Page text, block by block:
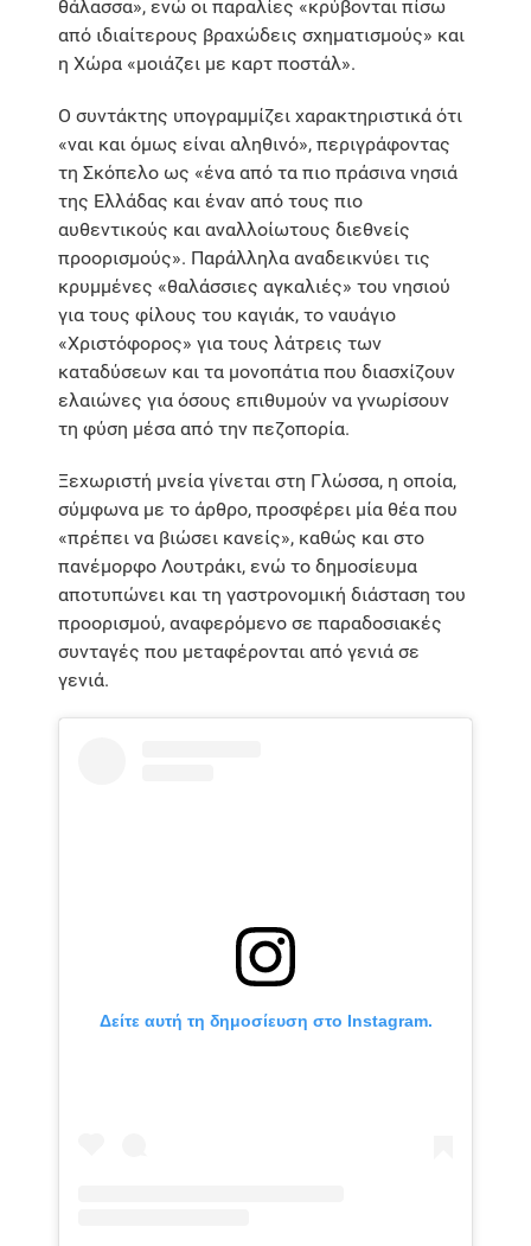
θάλασσα», ενώ οι παραλίες «κρύβονται πίσω
από ιδιαίτερους βραχώδεις σχηματισμούς» και
η Χώρα «μοιάζει με καρτ ποστάλ».
Ο συντάκτης υπογραμμίζει χαρακτηριστικά ότι
«ναι και όμως είναι αληθινό», περιγράφοντας
τη Σκόπελο ως «ένα από τα πιο πράσινα νησιά
της Ελλάδας και έναν από τους πιο
αυθεντικούς και αναλλοίωτους διεθνείς
προορισμούς». Παράλληλα αναδεικνύει τις
κρυμμένες «θαλάσσιες αγκαλιές» του νησιού
για τους φίλους του καγιάκ, το ναυάγιο
«Χριστόφορος» για τους λάτρεις των
καταδύσεων και τα μονοπάτια που διασχίζουν
ελαιώνες για όσους επιθυμούν να γνωρίσουν
τη φύση μέσα από την πεζοπορία.
Ξεχωριστή μνεία γίνεται στη Γλώσσα, η οποία,
σύμφωνα με το άρθρο, προσφέρει μία θέα που
«πρέπει να βιώσει κανείς», καθώς και στο
πανέμορφο Λουτράκι, ενώ το δημοσίευμα
αποτυπώνει και τη γαστρονομική διάσταση του
προορισμού, αναφερόμενο σε παραδοσιακές
συνταγές που μεταφέρονται από γενιά σε
γενιά.
Δείτε αυτή τη δημοσίευση στο Instagram.